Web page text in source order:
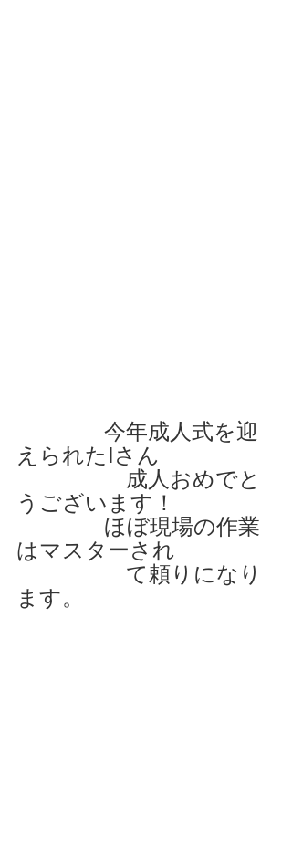
今年成人式を迎
えられたIさん
成人おめでと
うございます！
ほぼ現場の作業
はマスターされ
て頼りになり
ます。